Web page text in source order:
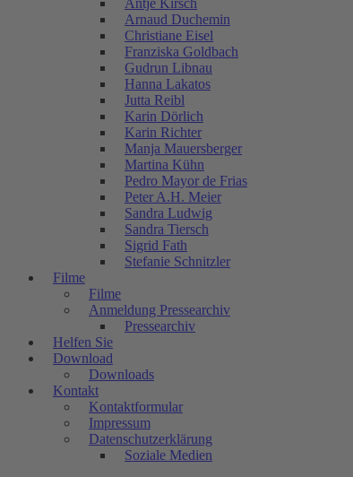
Antje Kirsch
Arnaud Duchemin
Christiane Eisel
Franziska Goldbach
Gudrun Libnau
Hanna Lakatos
Jutta Reibl
Karin Dörlich
Karin Richter
Manja Mauersberger
Martina Kühn
Pedro Mayor de Frias
Peter A.H. Meier
Sandra Ludwig
Sandra Tiersch
Sigrid Fath
Stefanie Schnitzler
Filme
Filme
Anmeldung Pressearchiv
Pressearchiv
Helfen Sie
Download
Downloads
Kontakt
Kontaktformular
Impressum
Datenschutzerklärung
Soziale Medien